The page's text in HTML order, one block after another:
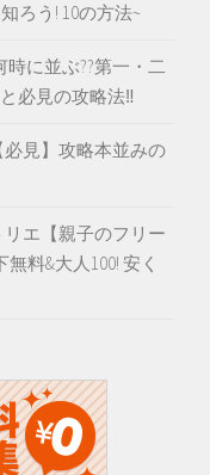
ろう! 10の方法~
に並ぶ??第一・二
必見の攻略法‼️
見】攻略本並みの
エ【親子のフリー
料&大人100! 安く